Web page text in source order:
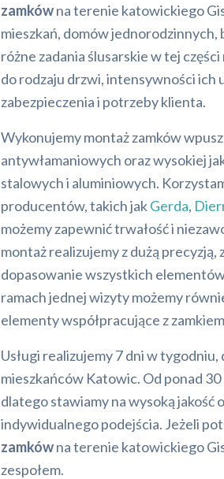
zamkówna terenie katowickiego
mieszkań, domów jednorodzinnych,
różne zadania ślusarskie w tej
do rodzaju drzwi, intensywności ich
zabezpieczenia i potrzeby klienta.
Wykonujemy montaż zamków
antywłamaniowych oraz wysokiej
stalowych i aluminiowych.
producentów, takich jakGerda,
możemy zapewnić trwałość i
montaż realizujemy z dużą
dopasowanie wszystkich
ramach jednej wizyty możemy
elementy współpracujące z
Usługi realizujemy 7 dni w
mieszkańców Katowic. Od ponad
dlatego stawiamy na wysoką jakość
indywidualnego podejścia. Jeżeli
zamkówna terenie katowickiego
zespołem.